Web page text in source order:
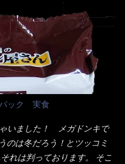
、卵白)、かやく(小えびてん
うゆ、魚介エキス、たん白加
味油脂)／加工でん粉、調味
ラメル色素、リン酸塩
止剤(ビタミンE)、クチナシ
ンB2、ビタミンB1、香辛料
・ さば ・大豆・豚肉・やま
、緑のたぬきの方が蒲鉾が
それとカロチン色素・・・
んでないか？？ ■カロリー
ットが辛さを醸し出してい
てはいけない！！ 私はペ
た漢だ。 その後の獄激辛カ
辛味噌はカップに敢えて辛
ベル5！ 日清としては最上
ルも食べてはいるけど、1年
から記憶力が、どうのこう
クトに欠けている商品と
袋なんてありゃしない！ カ
注ぐだけで出来る！それが
だから粉末スープの具も全
パック 実食
いました！ メガドンキで
のは冬だろう！とツッコミ
れは判っております。 そこ